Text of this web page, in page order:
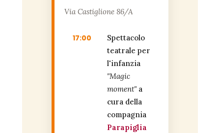
Via Castiglione 86/A
17:00
Spettacolo
teatrale per
l'infanzia
"Magic
moment"a
cura della
compagnia
Parapiglia